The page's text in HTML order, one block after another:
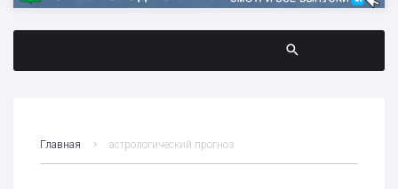
Главная астрологический прогноз